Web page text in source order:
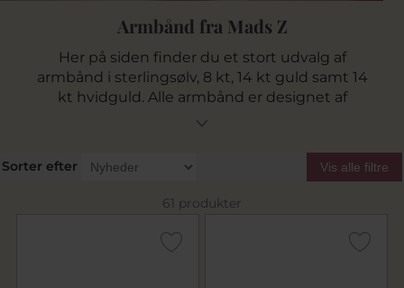
Armbånd fra Mads Z
Her på siden finder du et stort udvalg af
armbånd i sterlingsølv, 8 kt, 14 kt guld samt 14
kt hvidguld. Alle armbånd er designet af
Mads Z
af genanvendeligt sølv og guld. Find armbånd i
alle prisklasser fra Mads Z. Du finder armbånd
med sten, perler, emalje, diamanter og
Sorter efter Vis alle filtre
61 produkter